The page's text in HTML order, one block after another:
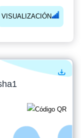
VISUALIZACIÓN